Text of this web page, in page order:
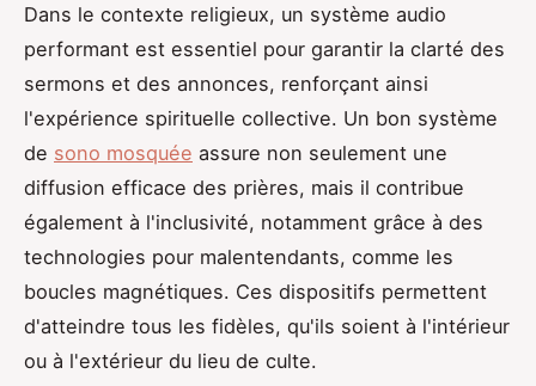
Dans le contexte religieux, un système audio
performant est essentiel pour garantir la clarté des
sermons et des annonces, renforçant ainsi
l'expérience spirituelle collective. Un bon système
de sono mosquée assure non seulement une
diffusion efficace des prières, mais il contribue
également à l'inclusivité, notamment grâce à des
technologies pour malentendants, comme les
boucles magnétiques. Ces dispositifs permettent
d'atteindre tous les fidèles, qu'ils soient à l'intérieur
ou à l'extérieur du lieu de culte.